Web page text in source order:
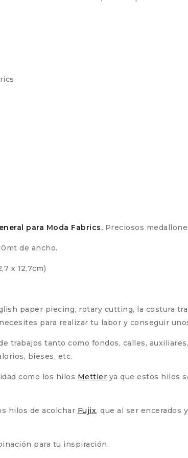
para Moda Fabrics. Preciosos
de ancho.
x 12,7cm)
paper piecing, rotary cutting, la costura
para realizar tu labor y conseguir
tanto como fondos, calles,
bieses, etc.
como los hilos Mettler ya que estos hilos
hilos de acolchar Fujix, que al ser encerados
para tu inspiración.